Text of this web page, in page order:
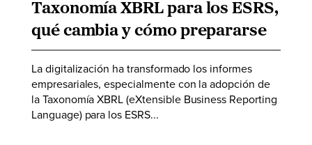
Taxonomía XBRL para los ESRS,
qué cambia y cómo prepararse
La digitalización ha transformado los informes
empresariales, especialmente con la adopción de
la Taxonomía XBRL (eXtensible Business Reporting
Language) para los ESRS...